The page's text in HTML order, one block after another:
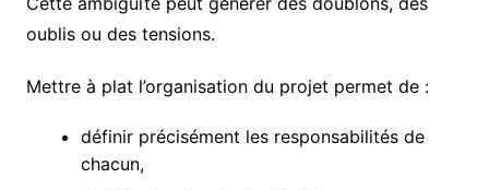
oublis ou des tensions.
Mettre à plat l’organisation du projet permet de :
définir précisément les responsabilités de
chacun,